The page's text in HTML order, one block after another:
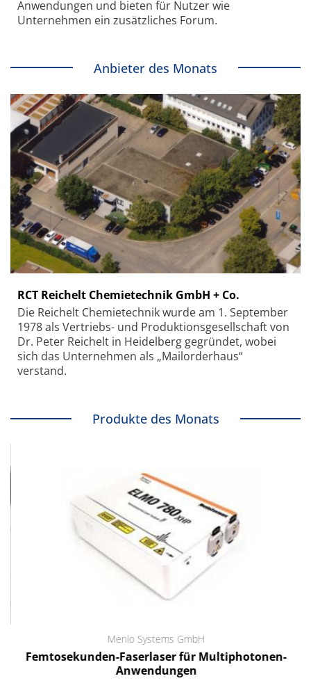
Anwendungen und bieten für Nutzer wie
Unternehmen ein zusätzliches Forum.
Anbieter des Monats
RCT Reichelt Chemietechnik GmbH + Co.
Die Reichelt Chemietechnik wurde am 1. September
1978 als Vertriebs- und Produktionsgesellschaft von
Dr. Peter Reichelt in Heidelberg gegründet, wobei
sich das Unternehmen als „Mailorderhaus“
verstand.
Produkte des Monats
Menlo Systems GmbH
Femtosekunden-Faserlaser für Multiphotonen-
Anwendungen